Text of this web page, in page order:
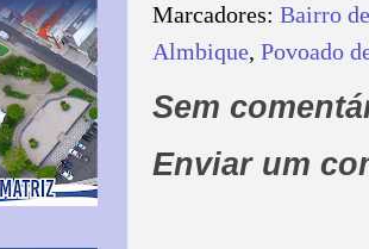
Marcadores: Bairro
Almbique, Povoado
Sem
Enviar um